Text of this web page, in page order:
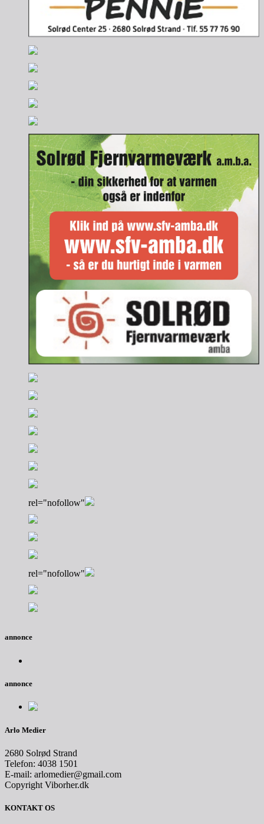
rel="nofollow"
rel="nofollow"
annonce
annonce
Arlo Medier
2680 Solrød Strand
Telefon: 4038 1501
E-mail: arlomedier@gmail.com
Copyright Viborher.dk
KONTAKT OS